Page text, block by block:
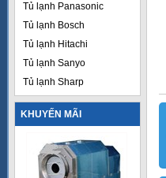
Tủ lạnh Panasonic
Tủ lạnh Bosch
Tủ lạnh Hitachi
Tủ lạnh Sanyo
Tủ lạnh Sharp
KHUYẾN MÃI